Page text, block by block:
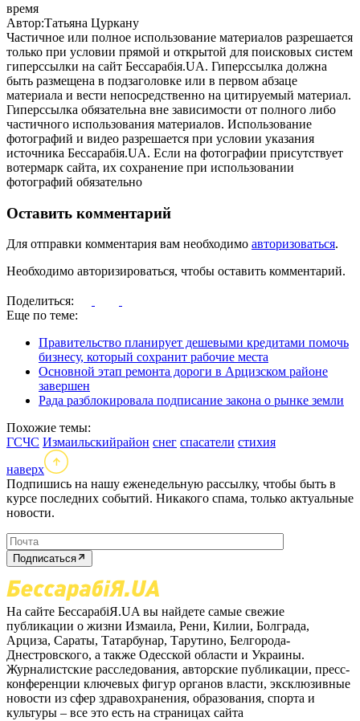
время
Автор:Татьяна Цуркану
Частичное или полное использование материалов разрешается
только при условии прямой и открытой для поисковых систем
гиперссылки на сайт Бессарабія.UA. Гиперссылка должна
быть размещена в подзаголовке или в первом абзаце
материала и вести непосредственно на цитируемый материал.
Гиперссылка обязательна вне зависимости от полного либо
частичного использования материалов. Использование
фотографий и видео разрешается при условии указания
источника Бессарабія.UA. Если на фотографии присутствует
вотермарк сайта, их сохранение при использовании
фотографий обязательно
Оставить комментарий
Для отправки комментария вам необходимо авторизоваться.
Необходимо авторизироваться, чтобы оставить комментарий.
Поделиться:
Еще по теме:
Правительство планирует дешевыми кредитами помочь
бизнесу, который сохранит рабочие места
Основной этап ремонта дороги в Арцизском районе
завершен
Рада разблокировала подписание закона о рынке земли
Похожие темы:
ГСЧС Измаильскийрайон снег спасатели стихия
наверх
Подпишись на нашу еженедельную рассылку, чтобы быть в
курсе последних событий. Никакого спама, только актуальные
новости.
Подписаться
На сайте БессарабіЯ.UA вы найдете самые свежие
публикации о жизни Измаила, Рени, Килии, Болграда,
Арциза, Сараты, Татарбунар, Тарутино, Белгорода-
Днестровского, а также Одесской области и Украины.
Журналистские расследования, авторские публикации, пресс-
конференции ключевых фигур органов власти, эксклюзивные
новости из сфер здравохранения, образования, спорта и
культуры – все это есть на страницах сайта